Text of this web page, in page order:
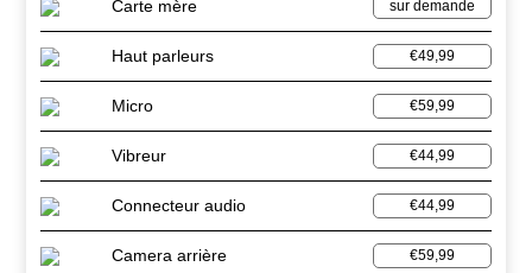
Carte mère sur demande
Haut parleurs €49,99
Micro €59,99
Vibreur €44,99
Connecteur audio €44,99
Camera arrière €59,99